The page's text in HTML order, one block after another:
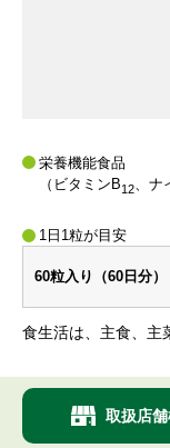
栄養機能食品
（ビタミンB12、ナ
1日1粒が目安
60粒入り（60日分）
⾷⽣活は、主⾷、主
取扱店